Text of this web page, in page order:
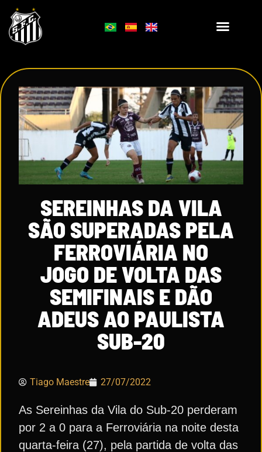
SEREINHAS DA VILA
SÃO SUPERADAS PELA
FERROVIÁRIA NO
JOGO DE VOLTA DAS
SEMIFINAIS E DÃO
ADEUS AO PAULISTA
SUB-20
Tiago Maestre 27/07/2022
As Sereinhas da Vila do Sub-20 perderam
por 2 a 0 para a Ferroviária na noite desta
quarta-feira (27), pela partida de volta das